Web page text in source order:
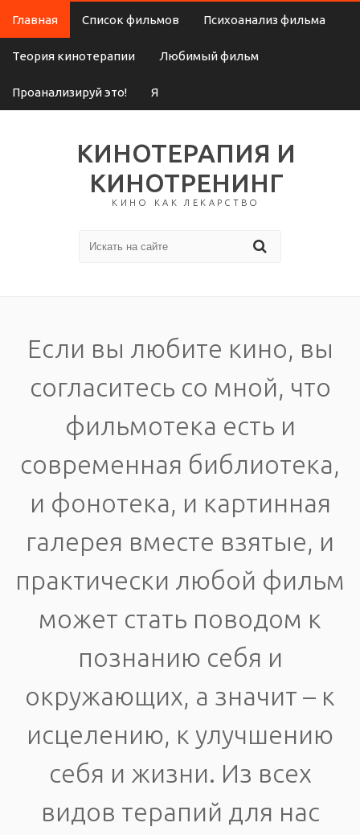
Главная Список фильмов Психоанализ фильма
Теория кинотерапии Любимый фильм
Проанализируй это! Я
КИНОТЕРАПИЯ И
КИНОТРЕНИНГ
КИНО КАК ЛЕКАРСТВО
Если вы любите кино, вы
согласитесь со мной, что
фильмотека есть и
современная библиотека,
и фонотека, и картинная
галерея вместе взятые, и
практически любой фильм
может стать поводом к
познанию себя и
окружающих, а значит – к
исцелению, к улучшению
себя и жизни. Из всех
видов терапий для нас